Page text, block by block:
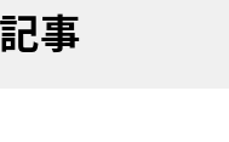
事